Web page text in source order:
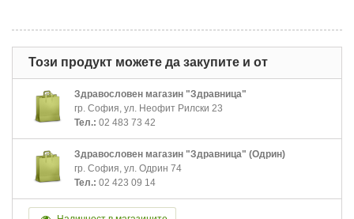
Този продукт можете да закупите и от
Здравословен магазин "Здравница"
гр. София, ул. Неофит Рилски 23
Тел.: 02 483 73 42
Здравословен магазин "Здравница" (Одрин)
гр. София, ул. Одрин 74
Тел.: 02 423 09 14